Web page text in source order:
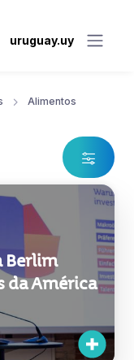
uruguay.uy
Alimentos
Berlim
da América